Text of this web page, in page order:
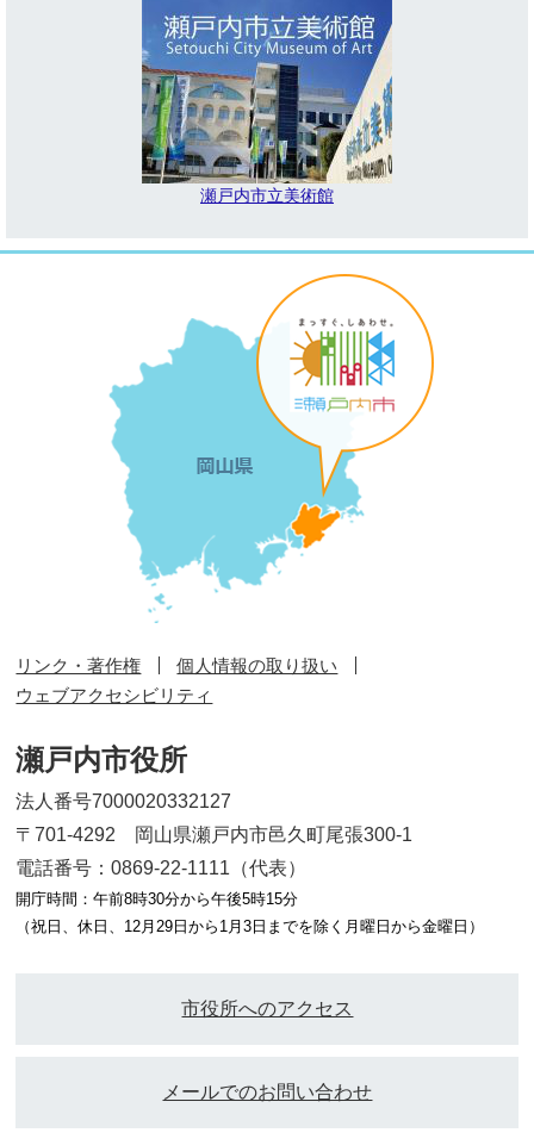
瀬戸内市立美術館
リンク・著作権
個人情報の取り扱い
ウェブアクセシビリティ
瀬戸内市役所
法人番号7000020332127
〒701-4292 岡山県瀬戸内市邑久町尾張300-1
電話番号：0869-22-1111（代表）
開庁時間：午前8時30分から午後5時15分
（祝日、休日、12月29日から1月3日までを除く月曜日から金曜日）
市役所へのアクセス
メールでのお問い合わせ